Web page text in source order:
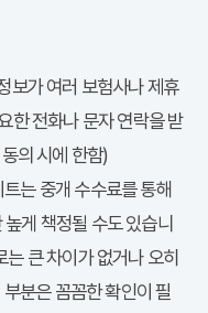
보가 여러 보험사나 제휴
한 전화나 문자 연락을 받
의 시에 한함)
는 중개 수수료를 통해
게 책정될 수도 있습니
큰 차이가 없거나 오히
분은 꼼꼼한 확인이 필